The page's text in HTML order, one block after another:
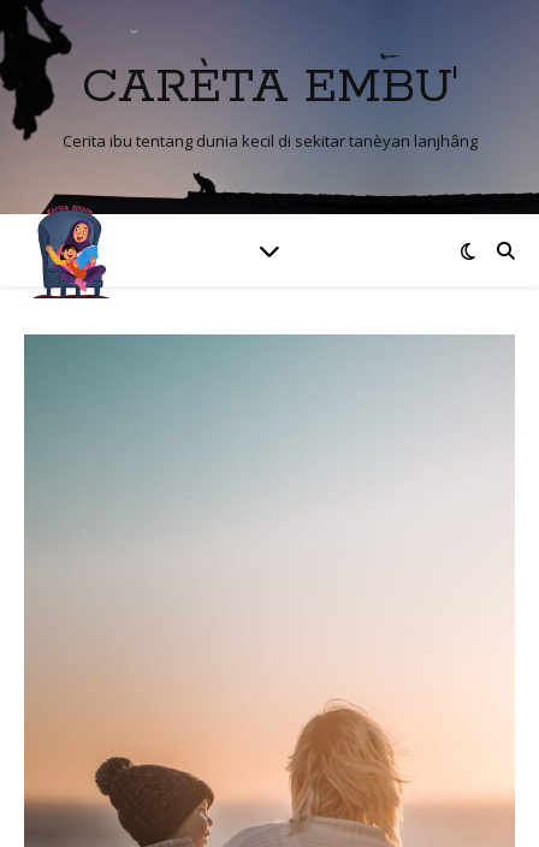
CARÈTA EMBU'
Cerita ibu tentang dunia kecil di sekitar tanèyan lanjhâng